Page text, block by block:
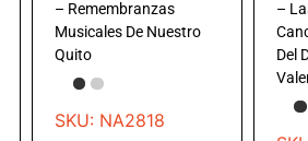
– Remembranzas
Musicales De Nuestro
Quito
SKU: NA2818
–
Del